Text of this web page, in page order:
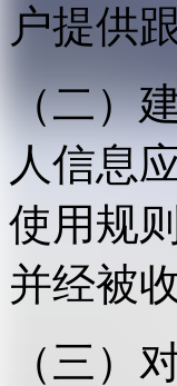
户提供
（二）
人信息
使用规
并经被
（三）